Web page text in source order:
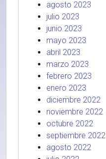
agosto 2023
julio 2023
junio 2023
mayo 2023
abril 2023
marzo 2023
febrero 2023
enero 2023
diciembre 2022
noviembre 2022
octubre 2022
septiembre 2022
agosto 2022